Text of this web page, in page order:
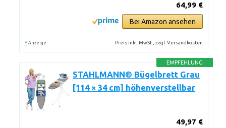
64,99 €
Bei Amazon ansehen
* Anzeige Preis inkl. MwSt., zzgl. Versandkosten
EMPFEHLUNG
STAHLMANN® Bügelbrett Grau
[114 × 34 cm] höhenverstellbar
49,97 €